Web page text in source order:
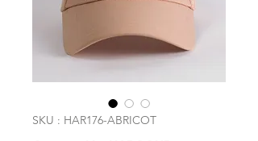
SKU : HAR176-ABRICOT